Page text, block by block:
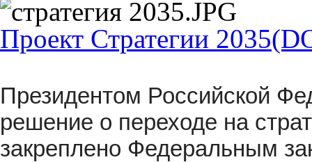
Проект Стратегии 2035
Президентом Российской
решение о переходе на
закреплено Федеральным